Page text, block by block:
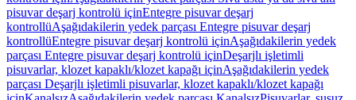
pisuvar deşarj kontrolü içinEntegre pisuvar deşarj
kontrollüAşağıdakilerin yedek parçası Entegre pisuvar deşarj
kontrollüEntegre pisuvar deşarj kontrolü içinAşağıdakilerin yedek
parçası Entegre pisuvar deşarj kontrolü içinDeşarjlı işletimli
pisuvarlar, klozet kapaklı/klozet kapağı içinAşağıdakilerin yedek
parçası Deşarjlı işletimli pisuvarlar, klozet kapaklı/klozet kapağı